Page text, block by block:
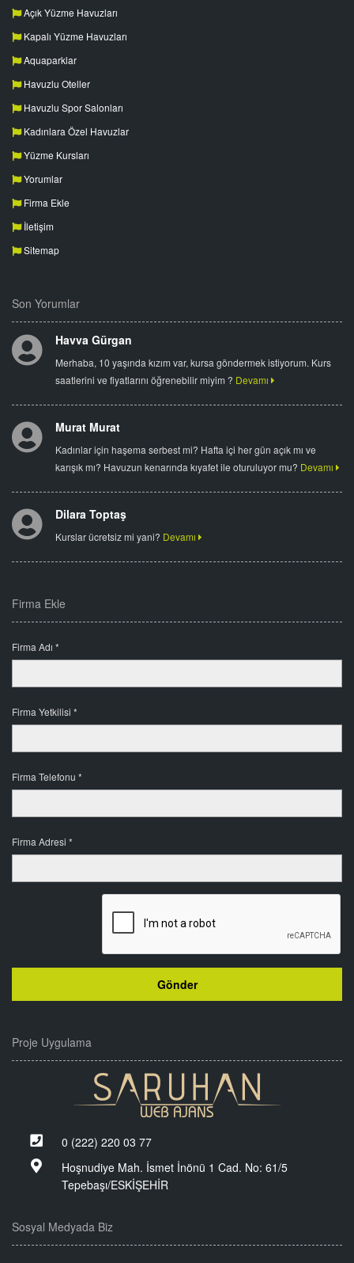
Açık Yüzme Havuzları
Kapalı Yüzme Havuzları
Aquaparklar
Havuzlu Oteller
Havuzlu Spor Salonları
Kadınlara Özel Havuzlar
Yüzme Kursları
Yorumlar
Firma Ekle
İletişim
Sitemap
Son Yorumlar
Havva Gürgan
Merhaba, 10 yaşında kızım var, kursa göndermek istiyorum. Kurs
saatlerini ve fiyatlarını öğrenebilir miyim ? Devamı
Murat Murat
Kadınlar için haşema serbest mi? Hafta içi her gün açık mı ve
karışık mı? Havuzun kenarında kıyafet ile oturuluyor mu? Devamı
Dilara Toptaş
Kurslar ücretsiz mi yani? Devamı
Firma Ekle
Firma Adı *
Firma Yetkilisi *
Firma Telefonu *
Firma Adresi *
Proje Uygulama
0 (222) 220 03 77
Hoşnudiye Mah. İsmet İnönü 1 Cad. No: 61/5
Tepebaşı/ESKİŞEHİR
Sosyal Medyada Biz